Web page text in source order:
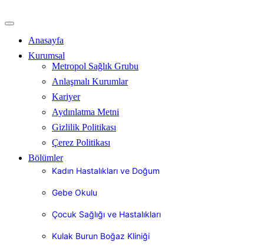
atla
Anasayfa
Kurumsal
Metropol Sağlık Grubu
Anlaşmalı Kurumlar
Kariyer
Aydınlatma Metni
Gizlilik Politikası
Çerez Politikası
Bölümler
Kadın Hastalıkları ve Doğum
Gebe Okulu
Çocuk Sağlığı ve Hastalıkları
Kulak Burun Boğaz Kliniği